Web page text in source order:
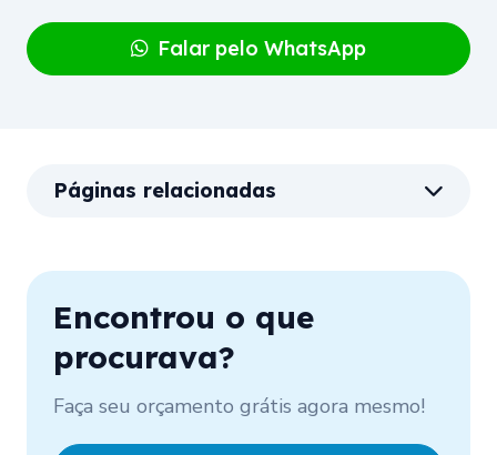
Falar pelo WhatsApp
Páginas relacionadas
Encontrou o que
procurava?
Faça seu orçamento grátis agora mesmo!